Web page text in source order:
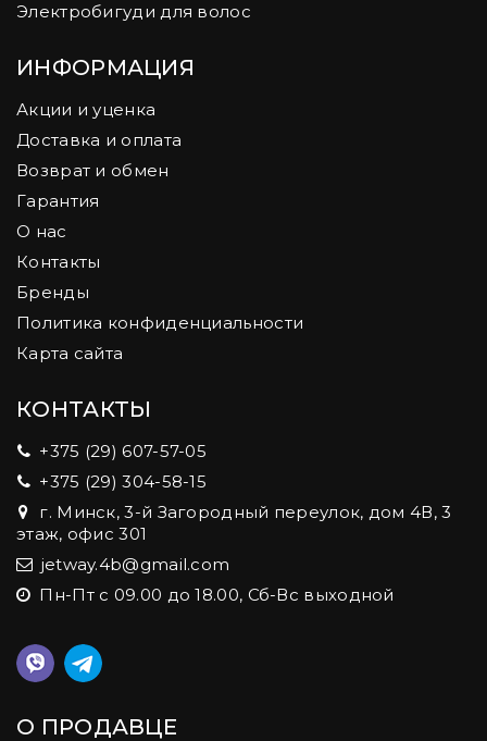
Электробигуди для волос
ИНФОРМАЦИЯ
Акции и уценка
Доставка и оплата
Возврат и обмен
Гарантия
О нас
Контакты
Бренды
Политика конфиденциальности
Карта сайта
КОНТАКТЫ
+375 (29) 607-57-05
+375 (29) 304-58-15
г. Минск, 3-й Загородный переулок, дом 4В, 3
этаж, офис 301
jetway.4b@gmail.com
Пн-Пт с 09.00 до 18.00, Сб-Вс выходной
О ПРОДАВЦЕ